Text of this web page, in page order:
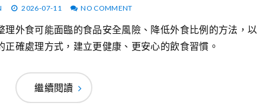
2026-07-11 NO COMMENT
理外食可能面臨的食品安全風險、降低外食比例的方法，以
正確處理方式，建立更健康、更安心的飲食習慣。
繼續閱讀